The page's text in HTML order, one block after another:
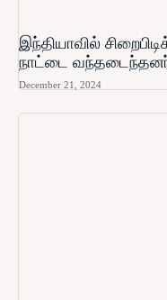
இந்தியாவில்
நாட்டை
December 21, 2024